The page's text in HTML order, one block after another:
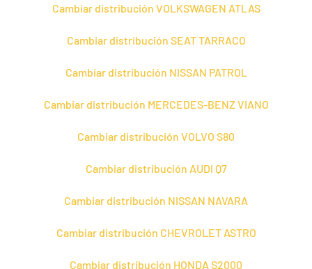
Cambiar distribución VOLKSWAGEN ATLAS
Cambiar distribución SEAT TARRACO
Cambiar distribución NISSAN PATROL
Cambiar distribución MERCEDES-BENZ VIANO
Cambiar distribución VOLVO S80
Cambiar distribución AUDI Q7
Cambiar distribución NISSAN NAVARA
Cambiar distribución CHEVROLET ASTRO
Cambiar distribución HONDA S2000